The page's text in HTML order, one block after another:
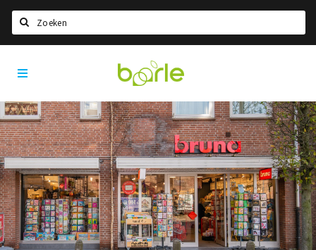
Home
Informatie
Over Baarle
Geschiedenis
Visit Baarle Shop
Enclavebon
Nieuws
Visit
Baarle